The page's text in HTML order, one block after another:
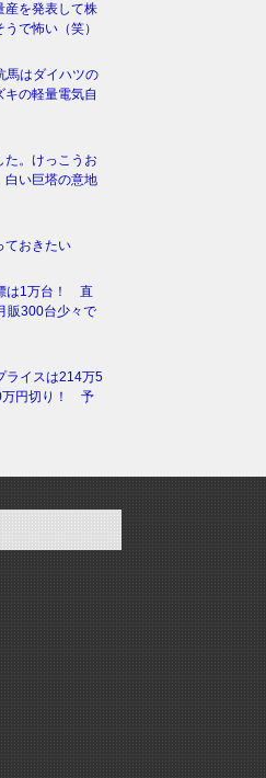
産を発表して株
で怖い（笑）
馬はダイハツの
の軽量電気自
た。けっこうお
白い巨塔の意地
ておきたい
は1万台！ 直
販300台少々で
ライスは214万5
万円切り！ 予